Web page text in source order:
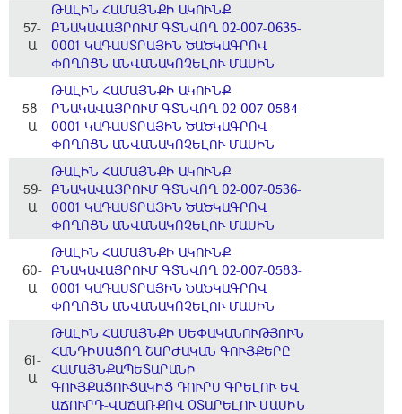
57-
Ա
ԹԱԼԻՆ ՀԱՄԱՅՆՔԻ ԱԿՈՒՆՔ
ԲՆԱԿԱՎԱՅՐՈՒՄ ԳՏՆՎՈՂ 02-007-0635-
0001 ԿԱԴԱՍՏՐԱՅԻՆ ԾԱԾԿԱԳՐՈՎ
ՓՈՂՈՑՆ ԱՆՎԱՆԱԿՈՉԵԼՈՒ ՄԱՍԻՆ
58-
Ա
ԹԱԼԻՆ ՀԱՄԱՅՆՔԻ ԱԿՈՒՆՔ
ԲՆԱԿԱՎԱՅՐՈՒՄ ԳՏՆՎՈՂ 02-007-0584-
0001 ԿԱԴԱՍՏՐԱՅԻՆ ԾԱԾԿԱԳՐՈՎ
ՓՈՂՈՑՆ ԱՆՎԱՆԱԿՈՉԵԼՈՒ ՄԱՍԻՆ
59-
Ա
ԹԱԼԻՆ ՀԱՄԱՅՆՔԻ ԱԿՈՒՆՔ
ԲՆԱԿԱՎԱՅՐՈՒՄ ԳՏՆՎՈՂ 02-007-0536-
0001 ԿԱԴԱՍՏՐԱՅԻՆ ԾԱԾԿԱԳՐՈՎ
ՓՈՂՈՑՆ ԱՆՎԱՆԱԿՈՉԵԼՈՒ ՄԱՍԻՆ
60-
Ա
ԹԱԼԻՆ ՀԱՄԱՅՆՔԻ ԱԿՈՒՆՔ
ԲՆԱԿԱՎԱՅՐՈՒՄ ԳՏՆՎՈՂ 02-007-0583-
0001 ԿԱԴԱՍՏՐԱՅԻՆ ԾԱԾԿԱԳՐՈՎ
ՓՈՂՈՑՆ ԱՆՎԱՆԱԿՈՉԵԼՈՒ ՄԱՍԻՆ
61-
Ա
ԹԱԼԻՆ ՀԱՄԱՅՆՔԻ ՍԵՓԱԿԱՆՈՒԹՅՈՒՆ
ՀԱՆԴԻՍԱՑՈՂ ՇԱՐԺԱԿԱՆ ԳՈՒՅՔԵՐԸ
ՀԱՄԱՅՆՔԱՊԵՏԱՐԱՆԻ
ԳՈՒՅՔԱՑՈՒՑԱԿԻՑ ԴՈՒՐՍ ԳՐԵԼՈՒ ԵՎ
ԱՃՈՒՐԴ-ՎԱՃԱՌՔՈՎ ՕՏԱՐԵԼՈՒ ՄԱՍԻՆ